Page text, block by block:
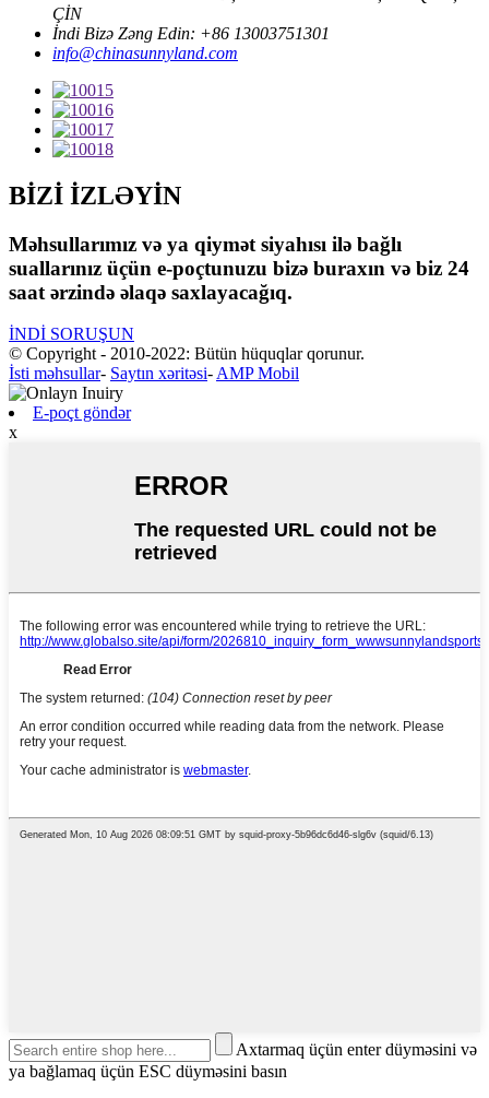
ÇİN
İndi Bizə Zəng Edin: +86 13003751301
info@chinasunnyland.com
BİZİ İZLƏYİN
Məhsullarımız və ya qiymət siyahısı ilə bağlı
suallarınız üçün e-poçtunuzu bizə buraxın və biz 24
saat ərzində əlaqə saxlayacağıq.
İNDİ SORUŞUN
© Copyright - 2010-2022: Bütün hüquqlar qorunur.
İsti məhsullar- Saytın xəritəsi- AMP Mobil
E-poçt göndər
x
Axtarmaq üçün enter düyməsini və
ya bağlamaq üçün ESC düyməsini basın